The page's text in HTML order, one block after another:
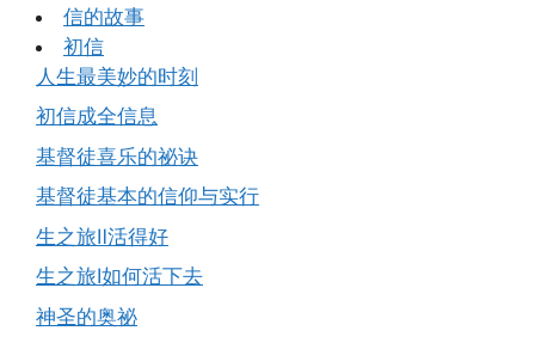
信的故事
初信
人生最美妙的时刻
初信成全信息
基督徒喜乐的祕诀
基督徒基本的信仰与实行
生之旅Ⅱ活得好
生之旅Ⅰ如何活下去
神圣的奥祕